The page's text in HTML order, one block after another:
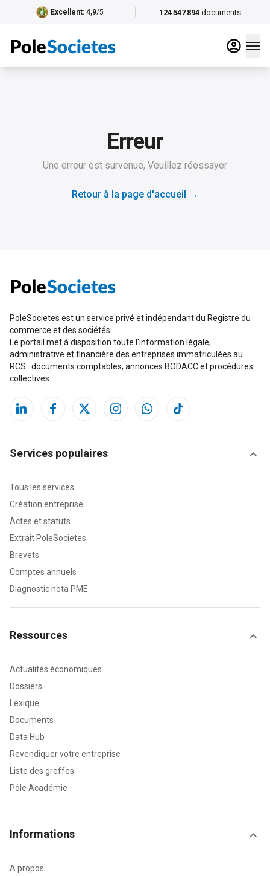
124 547 894 documents
Excellent: 4,9/5
Erreur
Une erreur est survenue, Veuillez réessayer
Retour à la page d'accueil →
PoleSocietes est un service privé et indépendant du Registre du
commerce et des sociétés.
Le portail met à disposition toute l'information légale,
administrative et financière des entreprises immatriculées au
RCS : documents comptables, annonces BODACC et procédures
collectives.
Services populaires
Tous les services
Création entreprise
Actes et statuts
Extrait PoleSocietes
Brevets
Comptes annuels
Diagnostic nota PME
Ressources
Actualités économiques
Dossiers
Lexique
Documents
Data Hub
Revendiquer votre entreprise
Liste des greffes
Pôle Académie
Informations
A propos